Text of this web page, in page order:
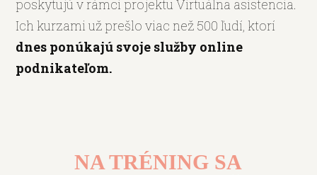
poskytujú v rámci projektu Virtuálna asistencia.
Ich kurzami už prešlo viac než 500 ľudí, ktorí
dnes ponúkajú svoje služby online
podnikateľom.
NA TRÉNING SA